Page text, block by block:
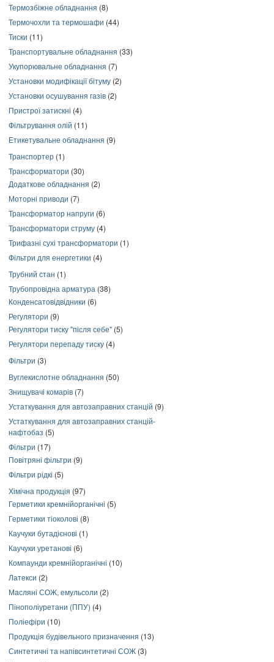
Термозбіжне обладнання (8)
Термочохли та термошафи (44)
Тиски (11)
Транспортувальне обладнання (33)
Укупорювальне обладнання (7)
Установки модифікації бітуму (2)
Установки осушування газів (2)
Пристрої затискні (4)
Фільтрування олій (11)
Етикетувальне обладнання (9)
Транспортер (1)
Трансформатори (30)
Додаткове обладнання (2)
Моторні приводи (7)
Трансформатор напруги (6)
Трансформатори струму (4)
Трифазні сухі трансформатори (1)
Фільтри для енергетики (4)
Трубний стан (1)
Трубопровідна арматура (38)
Конденсатовідвідники (6)
Регулятори (9)
Регулятори тиску "після себе" (5)
Регулятори перепаду тиску (4)
Фільтри (3)
Вуглекислотне обладнання (50)
Знищувачі комарів (7)
Устаткування для автозаправних станцій (9)
Устаткування для автозаправних станцій-
нафтобаз (5)
Фільтри (17)
Повітряні фільтри (9)
Фільтри рідкі (5)
Хімічна продукція (97)
Герметики кремнійорганічні (5)
Герметики тіоколові (8)
Каучуки бутадієнові (1)
Каучуки уретанові (6)
Компаунди кремнійорганічні (10)
Латекси (2)
Масляні СОЖ, емульсоли (2)
Пінополіуретани (ППУ) (4)
Поліефіри (10)
Продукція будівельного призначення (13)
Синтетичні та напівсинтетичні СОЖ (3)